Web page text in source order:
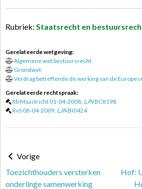
Rubriek: Staatsrecht en
Gerelateerde wetgeving:
Algemene wet bestuursrecht
Grondwet
Verdrag betreffende de werking van de
Gerelateerde rechtspraak:
Rb Maastricht 01-04-2008, LJNBC8198
RvS 08-04-2009, LJNBI0424
Vorige
Toezichthouders versterken
onderlinge samenwerking
Hof: